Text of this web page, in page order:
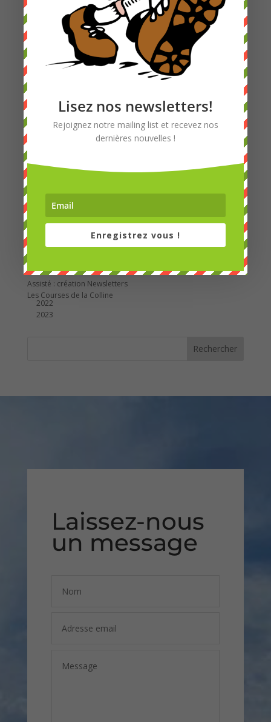
1 2 3 4
LesFortsTrotters Admin
Accueil
A propos
Contact
Programme Saison 25-26
Assisté : création événement
Assisté : Gérer les réservations
Assisté : création Newsletters
Les Courses de la Colline
2022
2023
Laissez-nous
un message
Lisez nos newsletters!
Rejoignez notre mailing list et recevez nos
dernières nouvelles !
Enregistrez vous !